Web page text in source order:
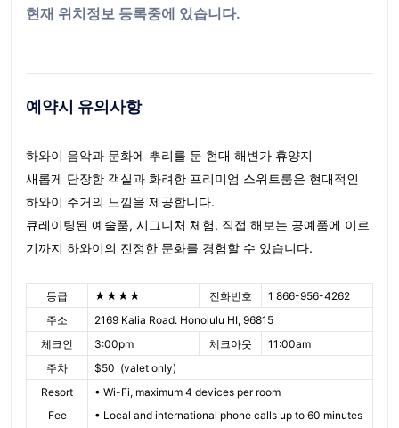
현재 위치정보 등록중에 있습니다.
예약시 유의사항
하와이 음악과 문화에 뿌리를 둔 현대 해변가 휴양지
새롭게 단장한 객실과 화려한 프리미엄 스위트룸은 현대적인
하와이 주거의 느낌을 제공합니다.
큐레이팅된 예술품, 시그니처 체험, 직접 해보는 공예품에 이르
기까지 하와이의 진정한 문화를 경험할 수 있습니다.
등급 ★★★★ 전화번호
1 866-956-4262
주소
2169 Kalia Road. Honolulu HI, 96815
체크인
3:00pm 체크아웃
11:00am
주차
$50 (valet only)
Resort
Fee
• Wi-Fi, maximum 4 devices per room
• Local and international phone calls up to 60 minutes